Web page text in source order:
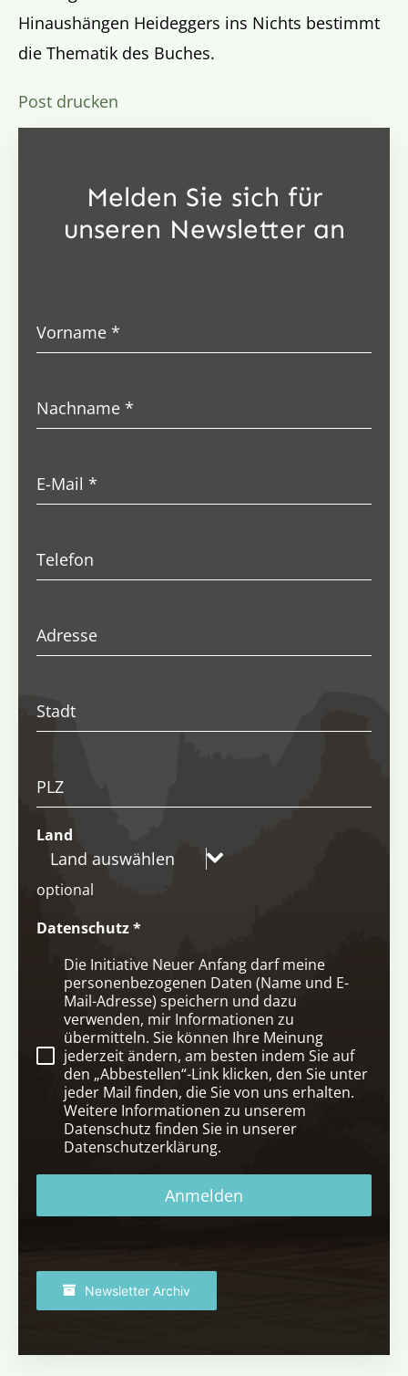
Hinaushängen Heideggers ins Nichts bestimmt
die Thematik des Buches.
Post drucken
Melden Sie sich für
unseren Newsletter an
Vorname*
Nachname*
E-Mail*
Telefon
Adresse
Stadt
PLZ
Land
Land auswählen
optional
Datenschutz*
Die Initiative Neuer Anfang darf meine
personenbezogenen Daten (Name und E-
Mail-Adresse) speichern und dazu
verwenden, mir Informationen zu
übermitteln. Sie können Ihre Meinung
jederzeit ändern, am besten indem Sie auf
den „Abbestellen“-Link klicken, den Sie unter
jeder Mail finden, die Sie von uns erhalten.
Weitere Informationen zu unserem
Datenschutz finden Sie in unserer
Datenschutzerklärung.
Anmelden
Newsletter Archiv